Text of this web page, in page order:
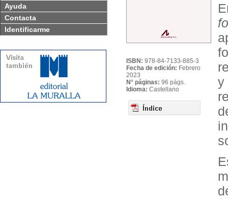
Ayuda
Contacta
Identificarme
ISBN: 978-84-7133-885-3
Fecha de edición: Febrero
2023
N° páginas: 96 págs.
Idioma: Castellano
y